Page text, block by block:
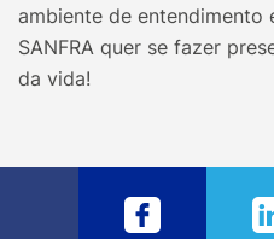
ambiente de entendimento
SANFRA quer se fazer
da vida!